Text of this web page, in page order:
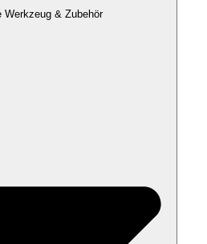
Werkzeug & Zubehör